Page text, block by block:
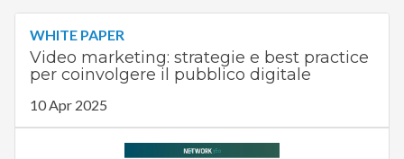
WHITE PAPER
Video marketing: strategie e best practice
per coinvolgere il pubblico digitale
10 Apr 2025